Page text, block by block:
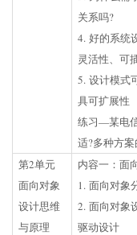
关系吗?
4. 好的系统
灵活性、可
5. 设计模式
具可扩展性
练习—某电
适?多种方
第2单元
面向对象
设计思维
与原理
内容一：面
1. 面向对象
2. 面向对象
驱动设计